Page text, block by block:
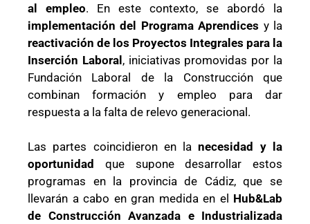
al empleo. En este contexto, se abordó la
implementación del Programa Aprendices y la
reactivación de los Proyectos Integrales para la
Inserción Laboral, iniciativas promovidas por la
Fundación Laboral de la Construcción que
combinan formación y empleo para dar
respuesta a la falta de relevo generacional.
Las partes coincidieron en lanecesidad y la
oportunidad que supone desarrollar estos
programas en la provincia de Cádiz, que se
llevarán a cabo en gran medida en el Hub&Lab
de Construcción Avanzada e Industrializada